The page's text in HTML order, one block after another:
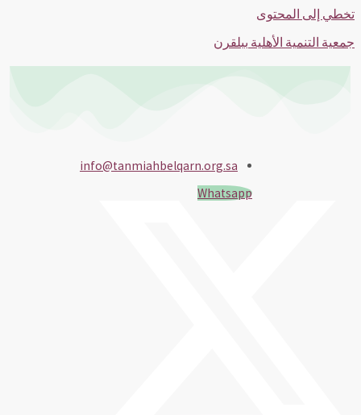
تخطي إلى المحتوى
جمعية التنمية الأهلية ببلقرن
info@tanmiahbelqarn.org.sa
Whatsapp